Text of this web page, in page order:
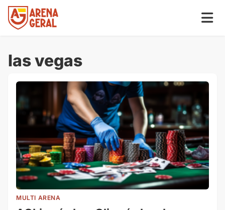
las vegas
MULTI ARENA